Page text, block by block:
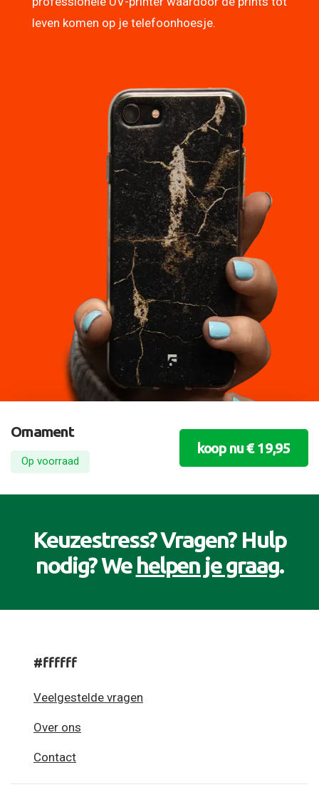
leven komen op je telefoonhoesje.
Ornament
Op voorraad
koop nu € 19,95
Keuzestress? Vragen? Hulp
nodig? Wehelpen je graag.
#ffffff
Veelgestelde vragen
Over ons
Contact